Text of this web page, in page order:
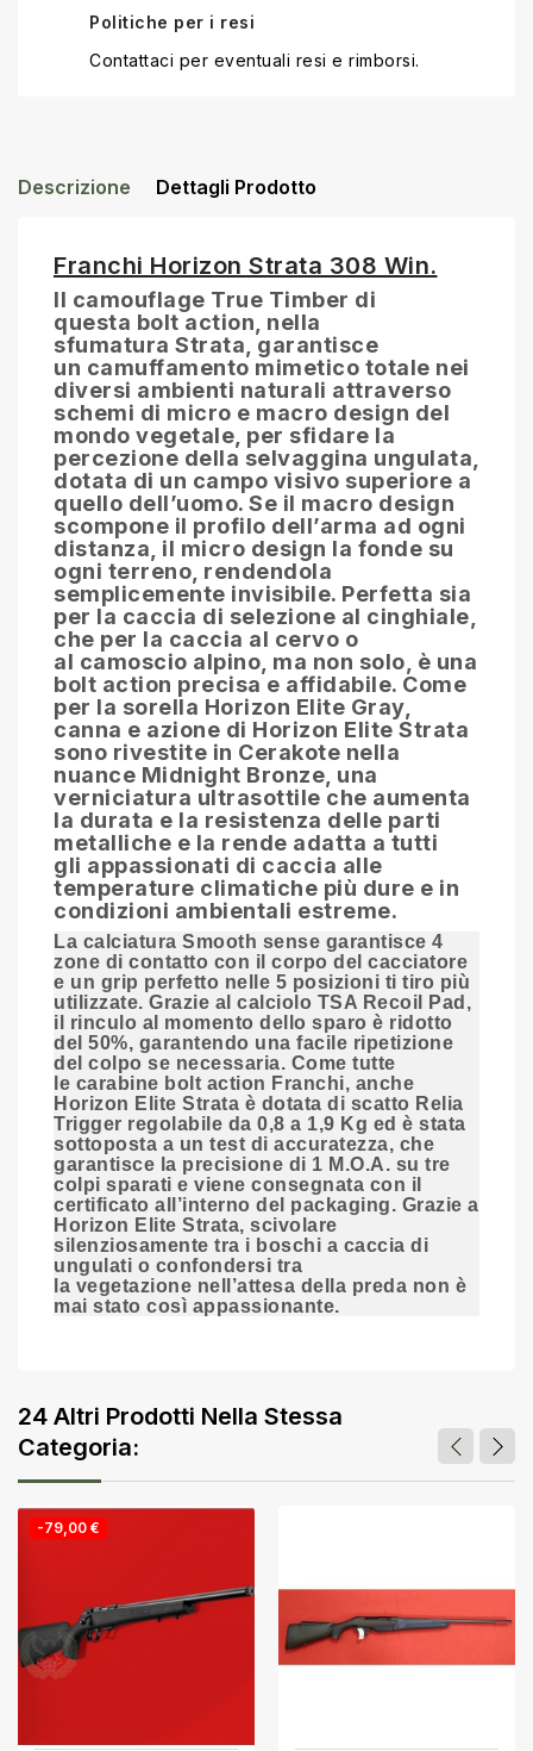
Politiche per i resi
Contattaci per eventuali resi e rimborsi.
Descrizione Dettagli Prodotto
Franchi Horizon Strata 308 Win.
Il camouflage True Timber di
questa bolt action , nella
sfumatura Strata , garantisce
un camuffamento mimetico totale nei
diversi ambienti naturali attraverso
schemi di micro e macro design del
mondo vegetale, per sfidare la
percezione della selvaggina ungulata
dotata di un campo visivo superiore a
quello dell’uomo. Se il macro design
scompone il profilo dell’arma ad ogni
distanza, il micro design la fonde su
ogni terreno, rendendola
semplicemente invisibile. Perfetta sia
per la caccia di selezione al cinghiale
che per la caccia al cervo o
al camoscio alpino , ma non solo, è una
bolt action precisa e affidabile. Come
per la sorella Horizon Elite Gray,
canna e azione di Horizon Elite Strata
sono rivestite in Cerakote nella
nuance Midnight Bronze, una
verniciatura ultrasottile che aumenta
la durata e la resistenza delle parti
metalliche e la rende adatta a tutti
gli appassionati di caccia alle
temperature climatiche più dure e in
condizioni ambientali estreme.
La calciatura Smooth sense garantisce 4
zone di contatto con il corpo del cacciatore
e un grip perfetto nelle 5 posizioni ti tiro più
utilizzate. Grazie al calciolo TSA Recoil Pad,
il rinculo al momento dello sparo è ridotto
del 50%, garantendo una facile ripetizione
del colpo se necessaria. Come tutte
le carabine bolt action Franchi, anche
Horizon Elite Strata è dotata di scatto Relia
Trigger regolabile da 0,8 a 1,9 Kg ed è stata
sottoposta a un test di accuratezza, che
garantisce la precisione di 1 M.O.A. su tre
colpi sparati e viene consegnata con il
certificato all’interno del packaging. Grazie a
Horizon Elite Strata, scivolare
silenziosamente tra i boschi a caccia di
ungulati o confondersi tra
la vegetazione nell’attesa della preda non è
mai stato così appassionante.
24 Altri Prodotti Nella Stessa
Categoria:
-79,00 €